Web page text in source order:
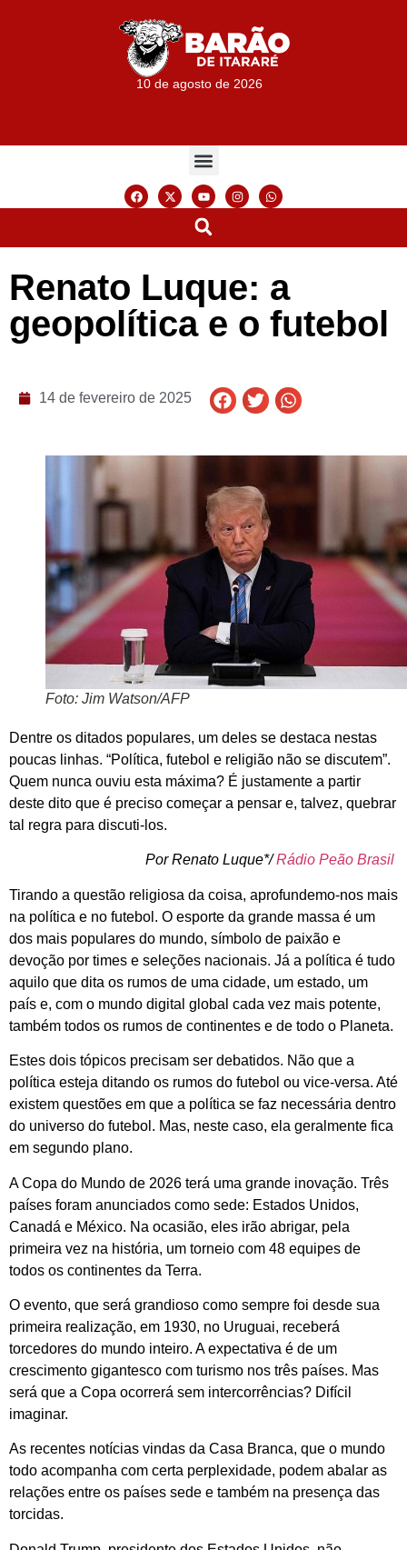
10 de agosto de 2026
Renato Luque: a
geopolítica e o futebol
14 de fevereiro de 2025
Foto: Jim Watson/AFP
Dentre os ditados populares, um deles se destaca nestas
poucas linhas. “Política, futebol e religião não se discutem”.
Quem nunca ouviu esta máxima? É justamente a partir
deste dito que é preciso começar a pensar e, talvez, quebrar
tal regra para discuti-los.
Por Renato Luque*/Rádio Peão Brasil
Tirando a questão religiosa da coisa, aprofundemo-nos mais
na política e no futebol. O esporte da grande massa é um
dos mais populares do mundo, símbolo de paixão e
devoção por times e seleções nacionais. Já a política é tudo
aquilo que dita os rumos de uma cidade, um estado, um
país e, com o mundo digital global cada vez mais potente,
também todos os rumos de continentes e de todo o Planeta.
Estes dois tópicos precisam ser debatidos. Não que a
política esteja ditando os rumos do futebol ou vice-versa. Até
existem questões em que a política se faz necessária dentro
do universo do futebol. Mas, neste caso, ela geralmente fica
em segundo plano.
A Copa do Mundo de 2026 terá uma grande inovação. Três
países foram anunciados como sede: Estados Unidos,
Canadá e México. Na ocasião, eles irão abrigar, pela
primeira vez na história, um torneio com 48 equipes de
todos os continentes da Terra.
O evento, que será grandioso como sempre foi desde sua
primeira realização, em 1930, no Uruguai, receberá
torcedores do mundo inteiro. A expectativa é de um
crescimento gigantesco com turismo nos três países. Mas
será que a Copa ocorrerá sem intercorrências? Difícil
imaginar.
As recentes notícias vindas da Casa Branca, que o mundo
todo acompanha com certa perplexidade, podem abalar as
relações entre os países sede e também na presença das
torcidas.